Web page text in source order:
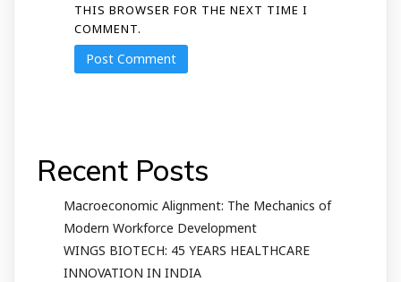
THIS BROWSER FOR THE NEXT TIME I
COMMENT.
Recent Posts
Macroeconomic Alignment: The Mechanics of
Modern Workforce Development
WINGS BIOTECH: 45 YEARS HEALTHCARE
INNOVATION IN INDIA